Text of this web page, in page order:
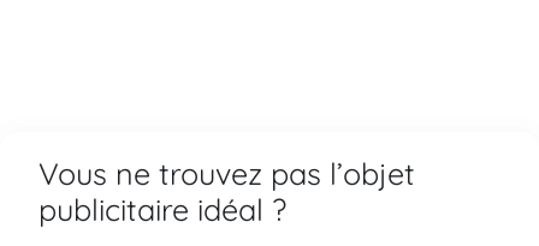
Vous ne trouvez pas l’objet
publicitaire idéal ?